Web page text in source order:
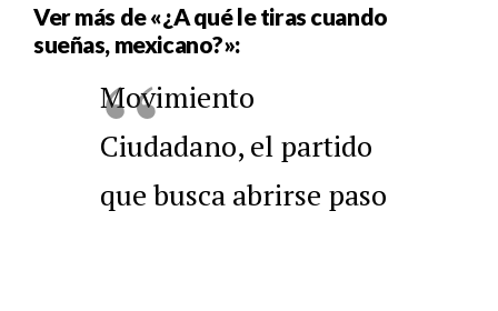
Ver más de «¿A qué le tiras cuando
sueñas, mexicano?»:
Movimiento
Ciudadano, el partido
que busca abrirse paso